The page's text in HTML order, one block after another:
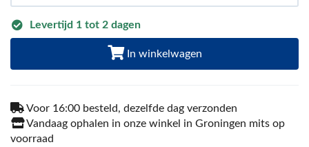
Levertijd 1 tot 2 dagen
In winkelwagen
Voor 16:00 besteld, dezelfde dag verzonden
Vandaag ophalen in onze winkel in Groningen mits op
voorraad